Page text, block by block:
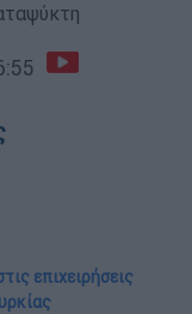
επιχειρήσεις